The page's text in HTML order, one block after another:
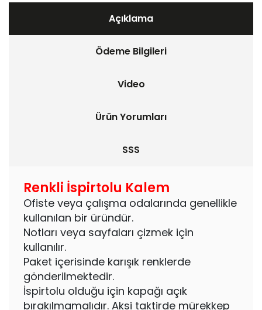
Açıklama
Ödeme Bilgileri
Video
Ürün Yorumları
SSS
Renkli İspirtolu Kalem
Ofiste veya çalışma odalarında genellikle
kullanılan bir üründür.
Notları veya sayfaları çizmek için
kullanılır.
Paket içerisinde karışık renklerde
gönderilmektedir.
İspirtolu olduğu için kapağı açık
bırakılmamalıdır. Aksi taktirde mürekkep